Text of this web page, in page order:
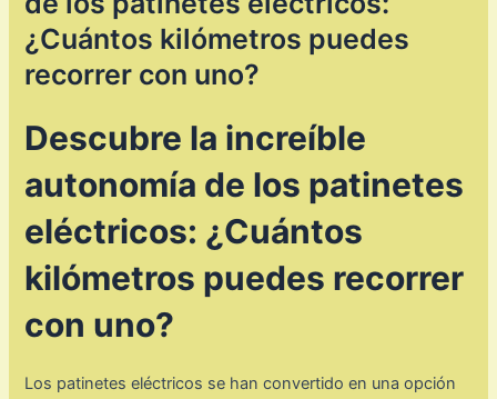
¿Cuántos kilómetros puedes
recorrer con uno?
Descubre la increíble
autonomía de los patinetes
eléctricos: ¿Cuántos
kilómetros puedes recorrer
con uno?
Los patinetes eléctricos se han convertido en una opción